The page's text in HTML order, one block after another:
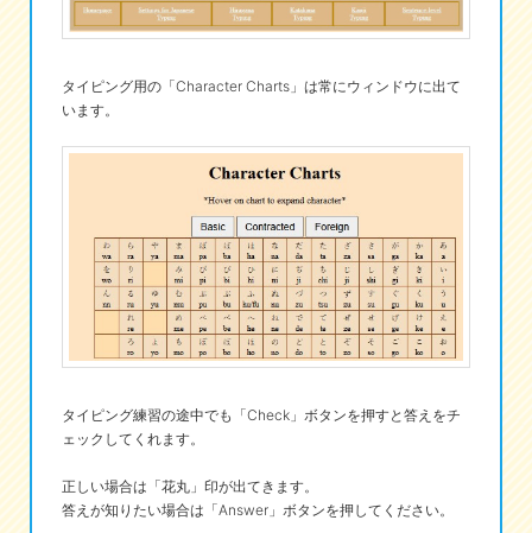
タイピング用の「Character Charts」は常にウィンドウに出て
います。
タイピング練習の途中でも「Check」ボタンを押すと答えをチ
ェックしてくれます。
正しい場合は「花丸」印が出てきます。
答えが知りたい場合は「Answer」ボタンを押してください。